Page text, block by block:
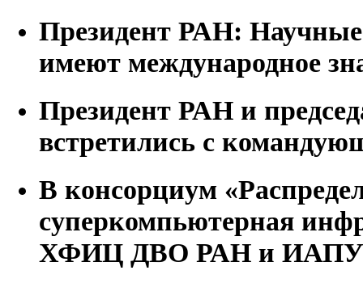
Президент РАН:
имеют международное
Президент РАН и
встретились с
В консорциум
суперкомпьютерная
ХФИЦ ДВО РАН и